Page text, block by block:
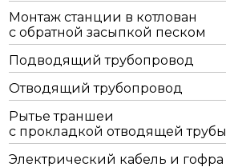
Монтаж станции в котлован
с обратной засыпкой песком
Подводящий трубопровод
Отводящий трубопровод
Рытье траншеи
с прокладкой отводящей трубы
Электрический кабель и гофра